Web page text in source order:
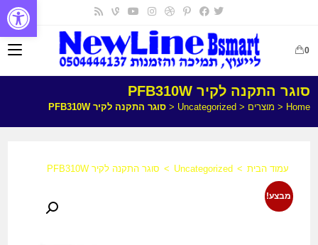
0
סוגר התקנה לקיר PFB310W
Home
< מוצרים <
Uncategorized
<סוגר התקנה לקיר PFB310W
עמוד הבית >
Uncategorized
> סוגר התקנה לקיר PFB310W
מבצע!